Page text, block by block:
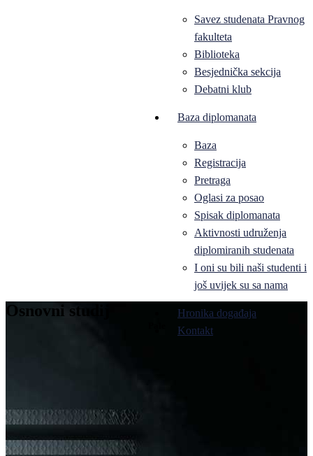
Savez studenata Pravnog
fakulteta
Biblioteka
Besjednička sekcija
Debatni klub
Baza diplomanata
Baza
Registracija
Pretraga
Oglasi za posao
Spisak diplomanata
Aktivnosti udruženja
diplomiranih studenata
I oni su bili naši studenti i
još uvijek su sa nama
Hronika događaja
Kontakt
Osnovni studij